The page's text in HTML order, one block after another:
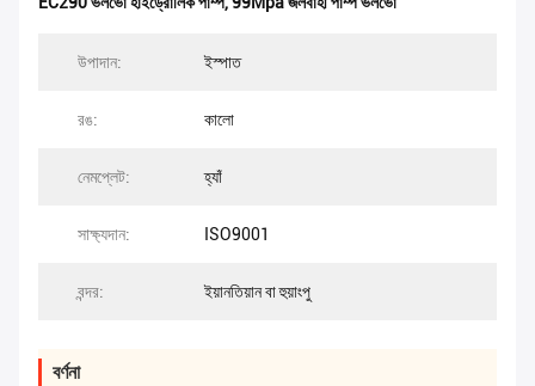
উপাদান: ইস্পাত
রঙ: কালো
নেমপ্লেট: হ্যাঁ
সাক্ষ্যদান: ISO9001
বন্দর: ইয়ানতিয়ান বা হুয়াংপু
বর্ণনা